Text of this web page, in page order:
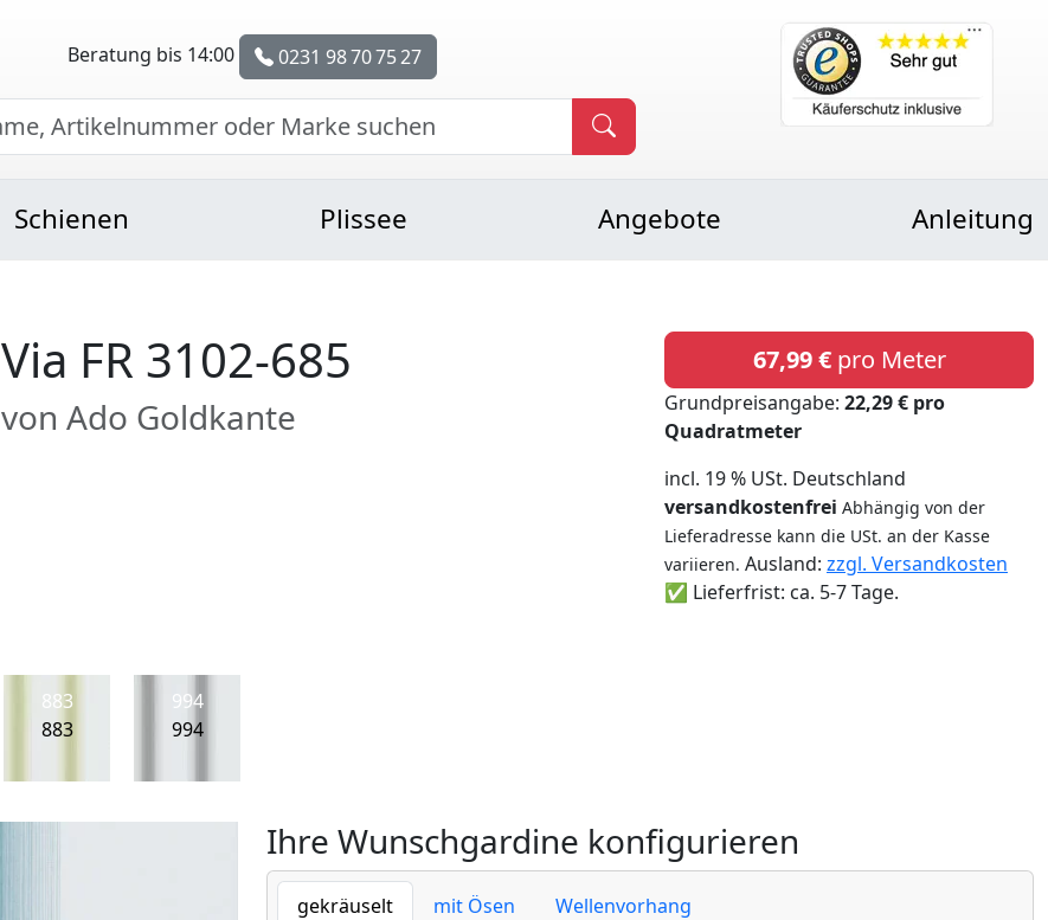
Beratung bis 14:00 0231 98 70 75 27
Schienen Plissee Angebote Anleitung
Via FR 3102-685
von Ado Goldkante
67,99 €pro Meter
Grundpreisangabe: 22,29 € pro
Quadratmeter
incl. 19 % USt. Deutschland
versandkostenfrei Abhängig von der
Lieferadresse kann die USt. an der Kasse
variieren. Ausland: zzgl. Versandkosten
✅ Lieferfrist: ca. 5-7 Tage.
883
883
994
994
Ihre Wunschgardine konfigurieren
gekräuselt mit Ösen Wellenvorhang